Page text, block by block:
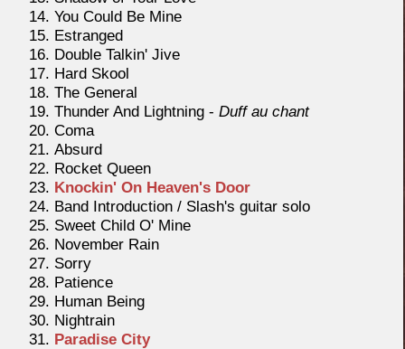
You Could Be Mine
Estranged
Double Talkin' Jive
Hard Skool
The General
Thunder And Lightning - Duff au chant
Coma
Absurd
Rocket Queen
Knockin' On Heaven's Door
Band Introduction / Slash's guitar solo
Sweet Child O' Mine
November Rain
Sorry
Patience
Human Being
Nightrain
Paradise City